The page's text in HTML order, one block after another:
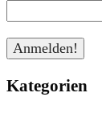
Kategorien